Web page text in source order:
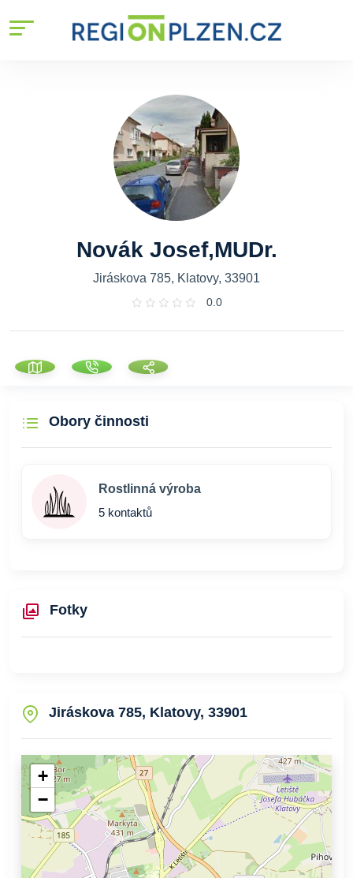
Novák Josef,MUDr.
Jiráskova 785, Klatovy, 33901
0.0
Obory činnosti
Rostlinná výroba
5 kontaktů
Fotky
Jiráskova 785, Klatovy, 33901
+
−